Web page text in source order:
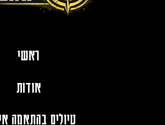
ראשי
אודות
טיולים בהתאמה